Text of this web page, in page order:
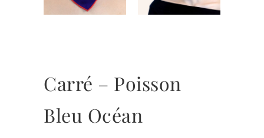
Carré – Poisson
Bleu Océan